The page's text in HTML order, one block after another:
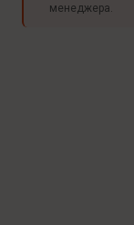
менеджера.